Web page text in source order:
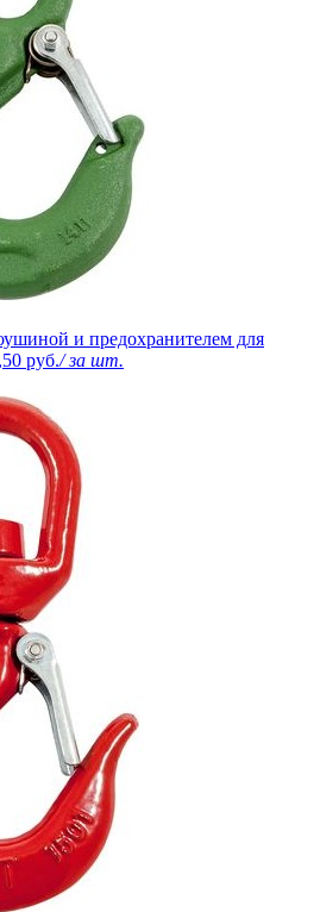
и предохранителем для
руб./ за шт.